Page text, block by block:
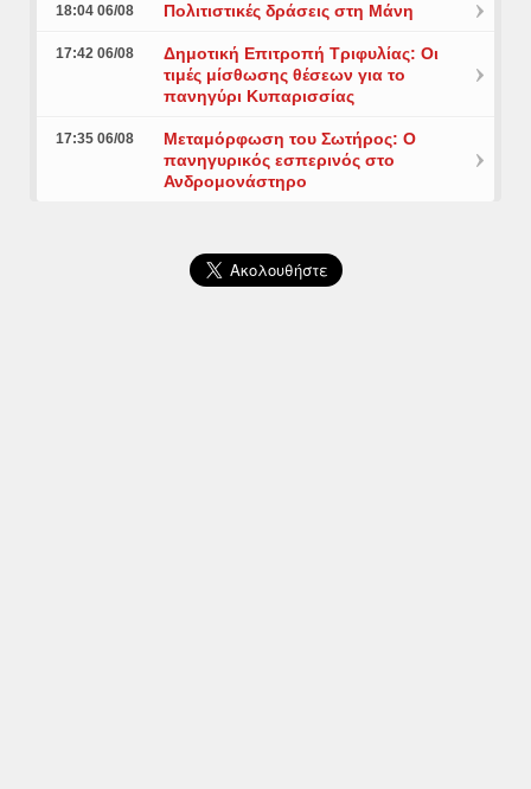
18:04 06/08 Πολιτιστικές δράσεις στη Μάνη
17:42 06/08
Δημοτική Επιτροπή Τριφυλίας: Οι
τιμές μίσθωσης θέσεων για το
πανηγύρι Κυπαρισσίας
17:35 06/08
Μεταμόρφωση του Σωτήρος: Ο
πανηγυρικός εσπερινός στο
Ανδρομονάστηρο